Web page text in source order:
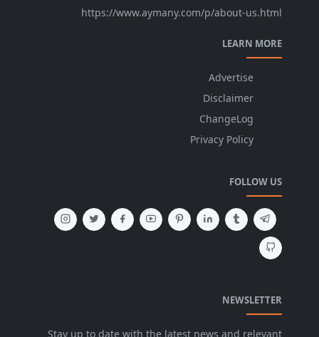
https://www.aymany.com/p/about-us.html
LEARN MORE
Advertise
Disclaimer
ChangeLog
Privacy Policy
FOLLOW US
NEWSLETTER
Stay up to date with the latest news and relevant